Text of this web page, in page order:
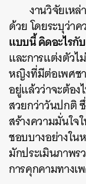
งานวิจัยเห
ด้วย โดยระบุว่า
แบบนี้ คิดอะไรกับ
และการแต่งตัวไ
หญิงที่มีต่อเพศช
อยู่แล้วว่าจะต้อ
สวยกว่าวันปกติ
สร้างความมั่นใจ
ชอบบางอย่างใน
มักประเมินภาพร
การคุกคามทางเ